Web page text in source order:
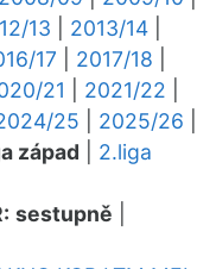
13 2013/14
17 2017/18
21 2021/22
25 2025/26
západ
2.liga
sestupně